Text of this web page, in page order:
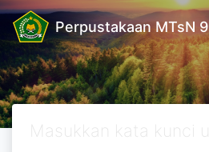
Perpustakaan MTsN 9